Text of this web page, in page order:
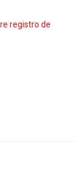
registro de